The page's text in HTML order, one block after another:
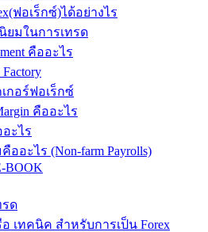
ฟอเร็กซ์)ได้อย่างไร
ยมในการเทรด
คืออะไร
กอร์ฟอเร็กซ์
คืออะไร
อะไร
อะไร (Non-farm Payrolls)
BOOK
รด
เทคนิค สำหรับการเป็น Forex